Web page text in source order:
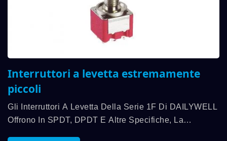
Interruttori a levetta estremamente
piccoli
Gli Interruttori A Levetta Della Serie 1F Di DAILYWELL
Offrono In SPDT, DPDT E Altre Specifiche, La